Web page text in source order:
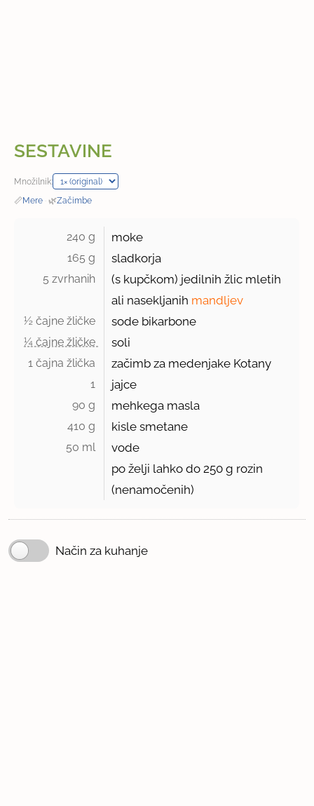
SESTAVINE
Množilnik:
📏Mere · 🌿Začimbe
240 g moke
165 g sladkorja
5 zvrhanih
(s kupčkom) jedilnih žlic mletih
ali nasekljanih mandljev
½ čajne žličke sode bikarbone
¼ čajne žličke soli
1 čajna žlička začimb za medenjake Kotany
1 jajce
90 g mehkega masla
410 g kisle smetane
50 ml
vode
po želji lahko do 250 g rozin
(nenamočenih)
Način za kuhanje